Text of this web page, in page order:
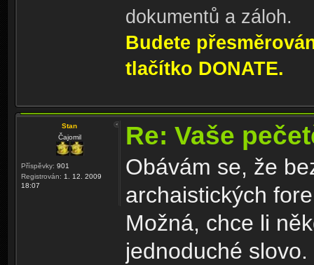
dokumentů a záloh.
Budete
tlačítko DONATE.
Stan
Čajomil
Příspěvky: 901
Registrován: 1. 12. 2009
18:07
Re: Vaše
Obávám se, že
archaistických
Možná, chce li
jednoduché slovo.